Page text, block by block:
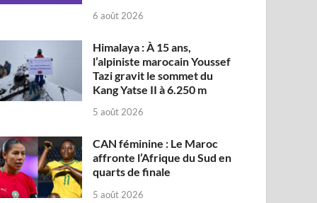
6 août 2026
Himalaya : À 15 ans,
l’alpiniste marocain Youssef
Tazi gravit le sommet du
Kang Yatse II à 6.250 m
5 août 2026
CAN féminine : Le Maroc
affronte l’Afrique du Sud en
quarts de finale
5 août 2026